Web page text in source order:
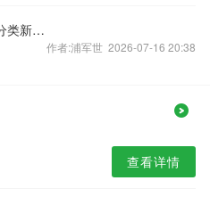
杭州余杭区开展“扬雷锋精神 树分类新风”暨垃圾分类“进机关”主题宣传活动
作者:浦军世 2026-07-16 20:38
查看详情